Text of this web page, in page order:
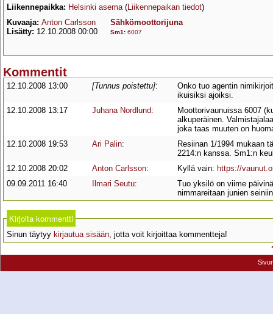
Liikennepaikka: Helsinki asema(Liikennepaikan tiedot)
Kuvaaja: Anton Carlsson
Lisätty: 12.10.2008 00:00
Sähkömoottorijuna
Sm1 : 6007
Kommentit
12.10.2008 13:00 [Tunnus poistettu]:
Onko tuo agentin
ikuisiksi ajoiksi.
12.10.2008 13:17
Juhana Nordlund:
Moottorivaunuissa 6007
alkuperäinen.
joka taas muuten on
12.10.2008 19:53
Ari Palin:
Resiinan 1/1994 mukaan
2214:n kanssa. Sm1:n
12.10.2008 20:02
Anton Carlsson: Kyllä vain: https://
09.09.2011 16:40
Ilmari Seutu:
Tuo yksilö on viime
nimmareitaan junien
Kirjoita kommentti
Sinun täytyy kirjautua sisään, jotta voit kirjoittaa kommentteja!